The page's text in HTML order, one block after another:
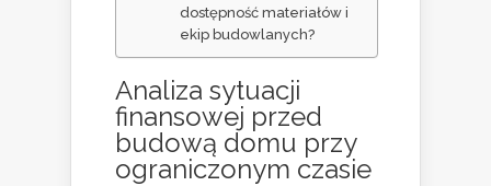
dostępność materiałów i
ekip budowlanych?
Analiza sytuacji
finansowej przed
budową domu przy
ograniczonym czasie